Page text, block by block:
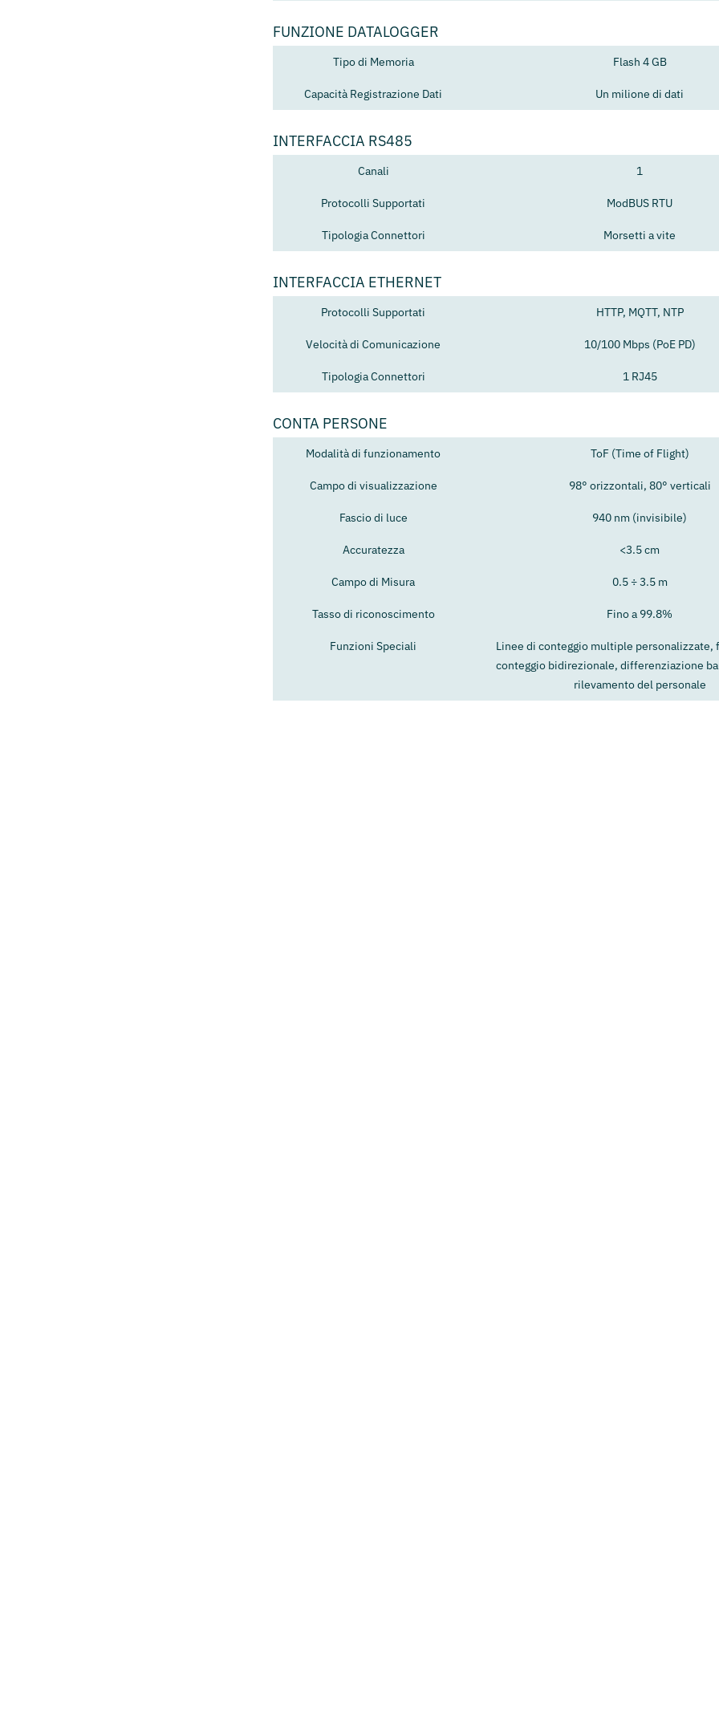
FUNZIONE DATALOGGER
Tipo di Memoria Flash 4 GB
Capacità Registrazione Dati Un milione di dati
INTERFACCIA RS485
Canali 1
Protocolli Supportati ModBUS RTU
Tipologia Connettori Morsetti a vite
INTERFACCIA ETHERNET
Protocolli Supportati HTTP, MQTT, NTP
Velocità di Comunicazione 10/100 Mbps (PoE PD)
Tipologia Connettori 1 RJ45
CONTA PERSONE
Modalità di funzionamento ToF (Time of Flight)
Campo di visualizzazione 98° orizzontali, 80° verticali
Fascio di luce 940 nm (invisibile)
Accuratezza <3.5 cm
Campo di Misura 0.5 ÷ 3.5 m
Tasso di riconoscimento Fino a 99.8%
Funzioni Speciali
Linee di conteggio multiple personalizzate,
conteggio bidirezionale, differenziazione
rilevamento del personale